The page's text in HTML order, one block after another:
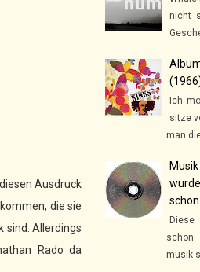
Ausdruck
die sie
sind. Allerdings
Rado da
nicht
Ich
sitze
man
Diese
schon
musik-